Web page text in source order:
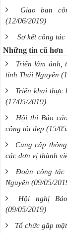
Giao ban
(12/06/2019)
Sơ kết công
Những tin cũ hơn
Triển lãm ảnh,
tỉnh Thái Nguyên
Triển khai thực
(17/05/2019)
Hội thi Báo
công tốt đẹp (15/
Cung cấp
các đơn vị thành
Đoàn công tác
Nguyên (09/05/
Hội nghị
(09/05/2019)
Tổ chức gặp